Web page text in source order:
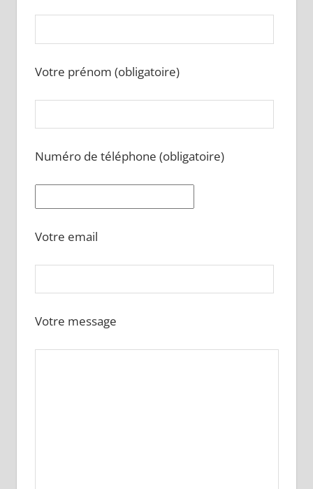
Votre prénom (obligatoire)
Numéro de téléphone (obligatoire)
Votre email
Votre message